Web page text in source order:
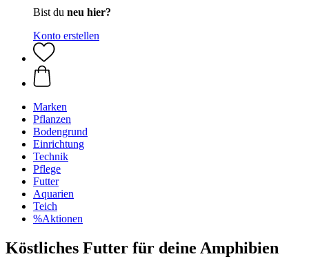
Bist du neu hier?
Konto erstellen
Marken
Pflanzen
Bodengrund
Einrichtung
Technik
Pflege
Futter
Aquarien
Teich
%Aktionen
Köstliches Futter für deine Amphibien